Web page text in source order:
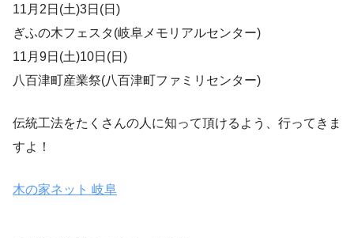
11月2日(土)3日(日)
ぎふの木フェスタ(岐阜メモリアルセンター)
11月9日(土)10日(日)
八百津町産業祭(八百津町ファミリセンター)
伝統工法をたくさんの人に知って頂けるよう、行ってきま
すよ！
木の家ネット 岐阜